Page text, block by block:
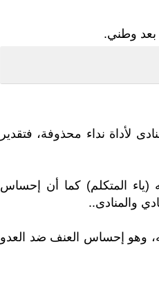
وطني.
لأداة نداء محذوفة، فتقدير
(ياء المتكلم) كما أن إحساس
والمنادى..
وهو إحساس العنف ضد العدو